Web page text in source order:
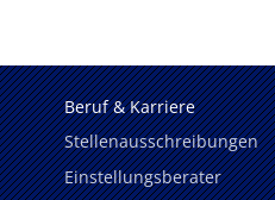
Beruf & Karriere
Stellenausschreibungen
Einstellungsberater